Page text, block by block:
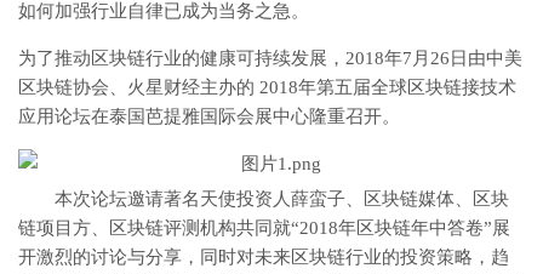
如何加强行业自律已成为当务之急。
为了推动区块链行业的健康可持续发展，2018年7月26日由中美
区块链协会、火星财经主办的 2018年第五届全球区块链接技术
应用论坛在泰国芭提雅国际会展中心隆重召开。
本次论坛邀请著名天使投资人薛蛮子、区块链媒体、区块
链项目方、区块链评测机构共同就“2018年区块链年中答卷”展
开激烈的讨论与分享，同时对未来区块链行业的投资策略，趋